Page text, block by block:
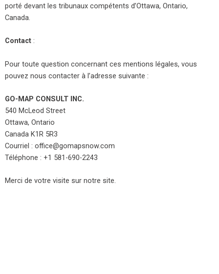
porté devant les tribunaux compétents d’Ottawa, Ontario,
Canada.
Contact :
Pour toute question concernant ces mentions légales, vous
pouvez nous contacter à l’adresse suivante :
GO-MAP CONSULT INC.
540 McLeod Street
Ottawa, Ontario
Canada K1R 5R3
Courriel : office@gomapsnow.com
Téléphone : +1 581-690-2243
Merci de votre visite sur notre site.